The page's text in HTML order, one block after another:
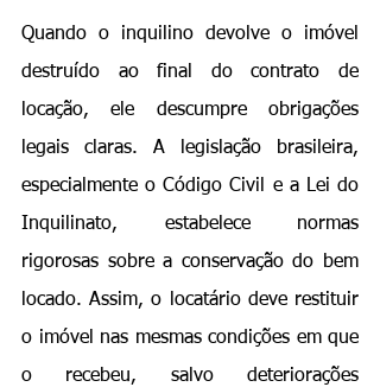
Quando o inquilino devolve o imóvel
destruído ao final do contrato de
locação, ele descumpre obrigações
legais claras. A legislação brasileira,
especialmente o Código Civil e a Lei do
Inquilinato, estabelece normas
rigorosas sobre a conservação do bem
locado. Assim, o locatário deve restituir
o imóvel nas mesmas condições em que
o recebeu, salvo deteriorações